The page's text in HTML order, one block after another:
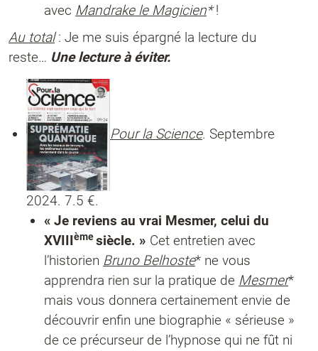
avec Mandrake le Magicien*!
Au total: Je me suis épargné la lecture du
reste… Une lecture à éviter.
Pour la Science. Septembre
2024. 7.5 €.
« Je reviens au vrai Mesmer, celui du
XVIIIèmesiècle. » Cet entretien avec
l’historien Bruno Belhoste* ne vous
apprendra rien sur la pratique de Mesmer*
mais vous donnera certainement envie de
découvrir enfin une biographie « sérieuse »
de ce précurseur de l’hypnose qui ne fût ni